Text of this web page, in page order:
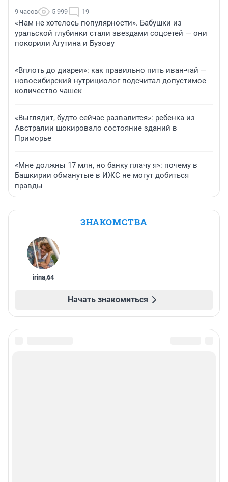
9 часов 5 999 19
«Нам не хотелось популярности». Бабушки из
уральской глубинки стали звездами соцсетей — они
покорили Агутина и Бузову
«Вплоть до диареи»: как правильно пить иван-чай —
новосибирский нутрициолог подсчитал допустимое
количество чашек
«Выглядит, будто сейчас развалится»: ребенка из
Австралии шокировало состояние зданий в
Приморье
«Мне должны 17 млн, но банку плачу я»: почему в
Башкирии обманутые в ИЖС не могут добиться
правды
ЗНАКОМСТВА
irina,64
Начать знакомиться